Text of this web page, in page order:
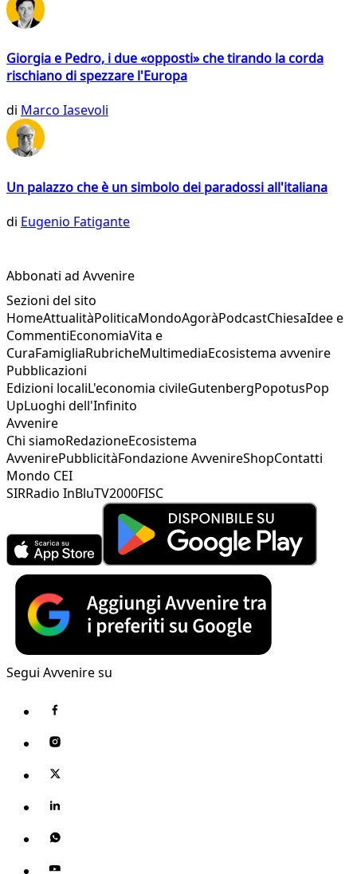
Giorgia e Pedro, i due «opposti» che tirando la corda
rischiano di spezzare l'Europa
di Marco Iasevoli
Un palazzo che è un simbolo dei paradossi all'italiana
di Eugenio Fatigante
Abbonati ad Avvenire
Sezioni del sito
HomeAttualitàPoliticaMondoAgoràPodcastChiesaIdee e
CommentiEconomiaVita e
CuraFamigliaRubricheMultimediaEcosistema avvenire
Pubblicazioni
Edizioni localiL'economia civileGutenbergPopotusPop
UpLuoghi dell'Infinito
Avvenire
Chi siamoRedazioneEcosistema
AvvenirePubblicitàFondazione AvvenireShopContatti
Mondo CEI
SIRRadio InBluTV2000FISC
Segui Avvenire su